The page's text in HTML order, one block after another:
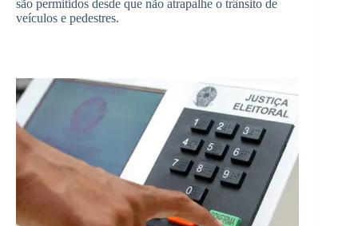
são permitidos desde que não atrapalhe o trânsito de
veículos e pedestres.